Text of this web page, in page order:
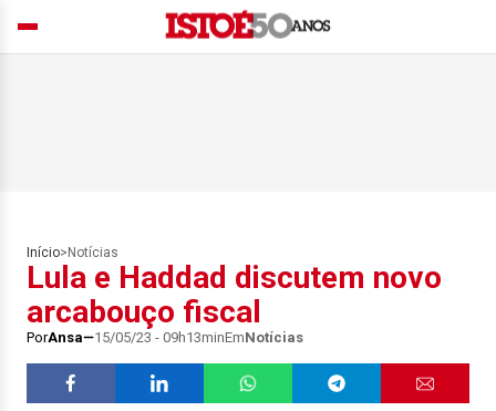
Início> Notícias
Lula e Haddad discutem novo
arcabouço fiscal
PorAnsa 15/05/23 - 09h13minEmNotícias